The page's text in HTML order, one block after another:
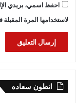
احفظ اسمي، بريدي
لاستخدامها المرة
انطون سعاده